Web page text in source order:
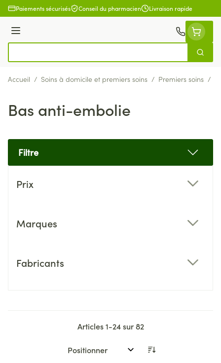
Aller au contenu
Paiements sécurisés Conseil du pharmacien Livraison rapide
Menu
Accueil / Soins à domicile et premiers soins / Premiers soins /
Bas anti-embolie
Filtre
Prix
Marques
Fabricants
Articles1-24sur82
Trier par: